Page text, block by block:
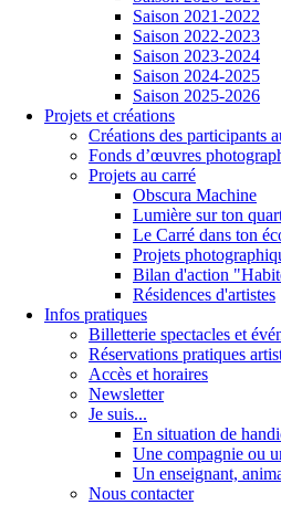
Saison 2021-2022
Saison 2022-2023
Saison 2023-2024
Saison 2024-2025
Saison 2025-2026
Projets et créations
Créations des participants
Fonds d’œuvres
Projets au carré
Obscura Machine
Lumière sur ton
Le Carré dans ton
Projets
Bilan d'action
Résidences d'artistes
Infos pratiques
Billetterie spectacles et
Réservations pratiques
Accès et horaires
Newsletter
Je suis...
En situation de
Une compagnie ou
Un enseignant,
Nous contacter